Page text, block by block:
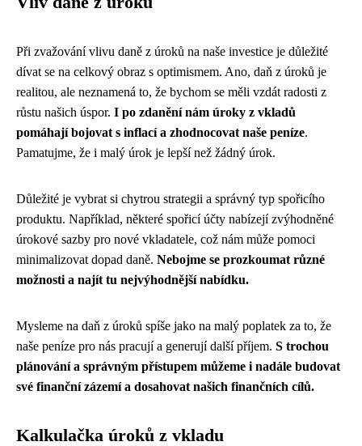
Při zvažování vlivu daně z úroků na naše investice je důležité
dívat se na celkový obraz s optimismem. Ano, daň z úroků je
realitou, ale neznamená to, že bychom se měli vzdát radosti z
růstu našich úspor. I po zdanění nám úroky z vkladů
pomáhají bojovat s inflací a zhodnocovat naše peníze.
Pamatujme, že i malý úrok je lepší než žádný úrok.
Důležité je vybrat si chytrou strategii a správný typ spořicího
produktu. Například, některé spořicí účty nabízejí zvýhodněné
úrokové sazby pro nové vkladatele, což nám může pomoci
minimalizovat dopad daně. Nebojme se prozkoumat různé
možnosti a najít tu nejvýhodnější nabídku.
Mysleme na daň z úroků spíše jako na malý poplatek za to, že
naše peníze pro nás pracují a generují další příjem. S trochou
plánování a správným přístupem můžeme i nadále budovat
své finanční zázemí a dosahovat našich finančních cílů.
Kalkulačka úroků z vkladu